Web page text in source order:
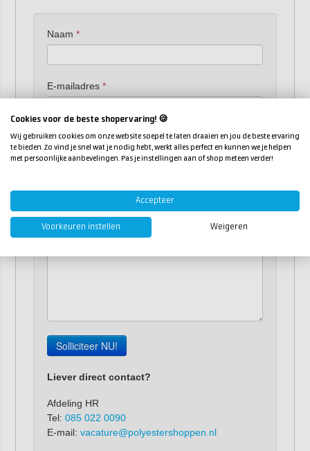
Naam *
E-mailadres *
Telefoonnummer*
Je CV (PDF, Word, Docx)*
Bericht*
Solliciteer NU!
Liever direct contact?
Afdeling HR
Tel: 085 022 0090
E-mail: vacature@polyestershoppen.nl
Cookies voor de beste shopervaring! 🍪
Wij gebruiken cookies om onze website soepel te laten draaien en jou de beste ervaring
te bieden. Zo vind je snel wat je nodig hebt, werkt alles perfect en kunnen we je helpen
met persoonlijke aanbevelingen. Pas je instellingen aan of shop meteen verder!
Accepteer
Voorkeuren instellen Weigeren